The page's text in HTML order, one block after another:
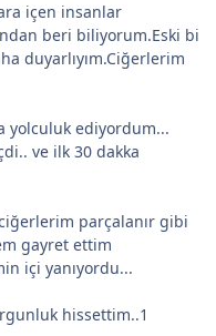
içen insanlar
beri biliyorum.Eski bi
duyarlıyım.Ciğerlerim
yolculuk ediyordum...
ve ilk 30 dakka
parçalanır gibi
gayret ettim
içi yanıyordu...
hissettim..1